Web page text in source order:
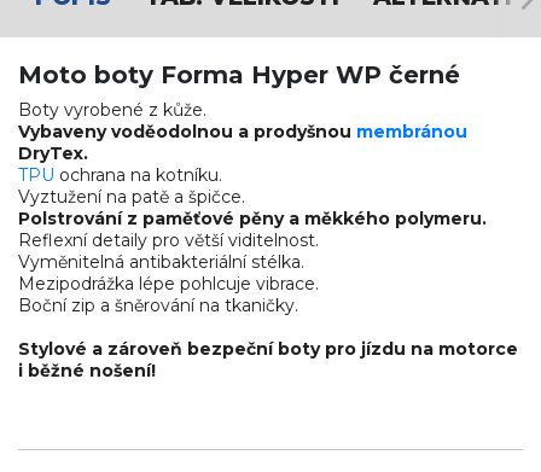
Moto boty Forma Hyper WP černé
Boty vyrobené z kůže.
Vybaveny voděodolnou a prodyšnou membránou
DryTex.
TPU ochrana na kotníku.
Vyztužení na patě a špičce.
Polstrování z paměťové pěny a měkkého polymeru.
Reflexní detaily pro větší viditelnost.
Vyměnitelná antibakteriální stélka.
Mezipodrážka lépe pohlcuje vibrace.
Boční zip a šněrování na tkaničky.
Stylové a zároveň bezpeční boty pro jízdu na motorce
i běžné nošení!